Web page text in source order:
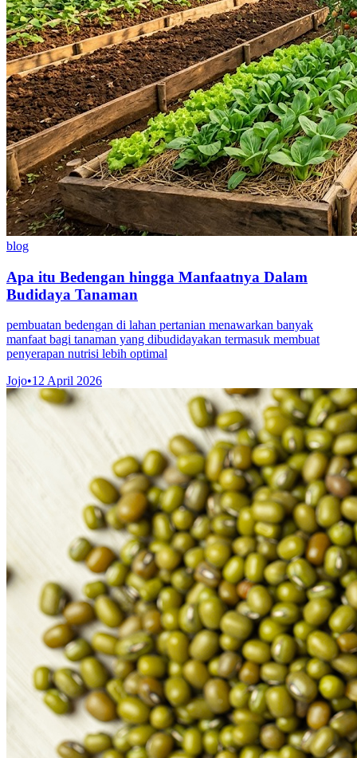
blog
Apa itu Bedengan hingga Manfaatnya Dalam
Budidaya Tanaman
pembuatan bedengan di lahan pertanian menawarkan banyak
manfaat bagi tanaman yang dibudidayakan termasuk membuat
penyerapan nutrisi lebih optimal
Jojo•12 April 2026